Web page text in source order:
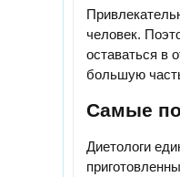
человек.
оставаться в
большую
Самые
Диетологи